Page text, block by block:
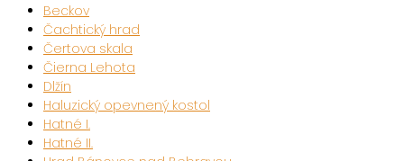
Beckov
Čachtický hrad
Čertova skala
Čierna Lehota
Dlžín
Haluzický opevnený kostol
Hatné I.
Hatné II.